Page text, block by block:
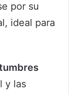
por su
ideal para
y las